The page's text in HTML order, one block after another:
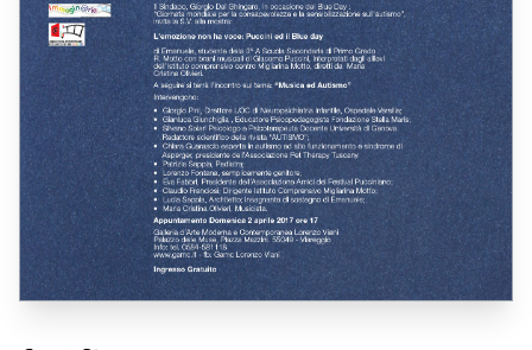
PALAZZO DELLE MUSE